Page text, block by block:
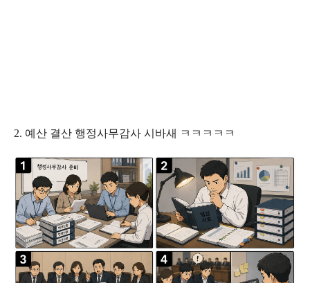
2. 예산 결산 행정사무감사 시바새 ㅋㅋㅋㅋㅋ